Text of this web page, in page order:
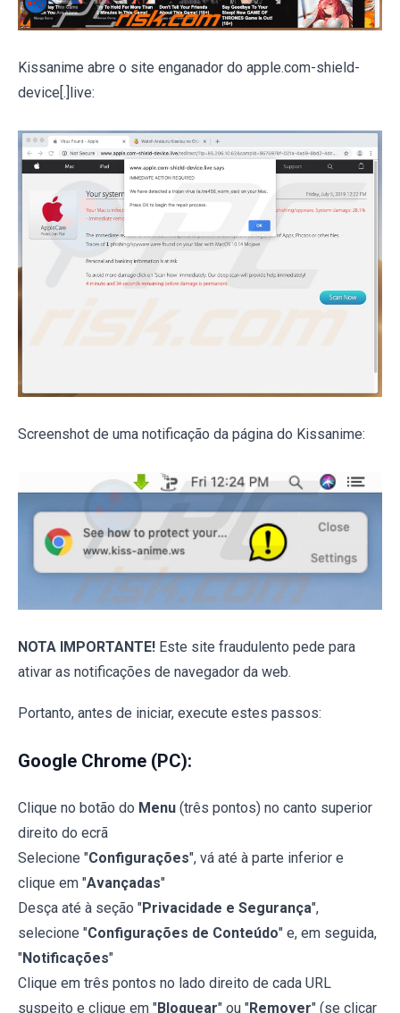
Kissanime abre o site enganador do apple.com-shield-
device[.]live:
Screenshot de uma notificação da página do Kissanime:
NOTA IMPORTANTE! Este site fraudulento pede para
ativar as notificações de navegador da web.
Portanto, antes de iniciar, execute estes passos:
Google Chrome (PC):
Clique no botão do Menu (três pontos) no canto superior
direito do ecrã
Selecione "Configurações", vá até à parte inferior e
clique em "Avançadas"
Desça até à seção "Privacidade e Segurança",
selecione "Configurações de Conteúdo" e, em seguida,
"Notificações"
Clique em três pontos no lado direito de cada URL
suspeito e clique em "Bloquear" ou "Remover" (se clicar